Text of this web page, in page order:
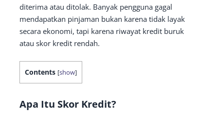
diterima atau ditolak. Banyak pengguna gagal
mendapatkan pinjaman bukan karena tidak layak
secara ekonomi, tapi karena riwayat kredit buruk
atau skor kredit rendah.
Contents [show]
Apa Itu Skor Kredit?